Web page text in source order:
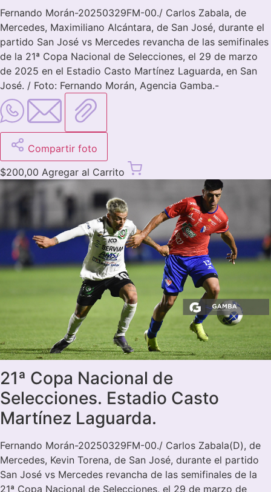
Fernando Morán-20250329FM-00./ Carlos Zabala, de
Mercedes, Maximiliano Alcántara, de San José, durante el
partido San José vs Mercedes revancha de las semifinales
de la 21ª Copa Nacional de Selecciones, el 29 de marzo
de 2025 en el Estadio Casto Martínez Laguarda, en San
José. / Foto: Fernando Morán, Agencia Gamba.-
Compartir foto
$200,00 Agregar al Carrito
21ª Copa Nacional de
Selecciones. Estadio Casto
Martínez Laguarda.
Fernando Morán-20250329FM-00./ Carlos Zabala(D), de
Mercedes, Kevin Torena, de San José, durante el partido
San José vs Mercedes revancha de las semifinales de la
21ª Copa Nacional de Selecciones, el 29 de marzo de